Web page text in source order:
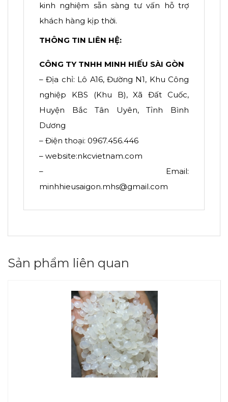
kinh nghiệm sẵn sàng tư vấn hỗ trợ
khách hàng kịp thời.
THÔNG TIN LIÊN HỆ:
CÔNG TY TNHH MINH HIẾU SÀI GÒN
– Địa chỉ: Lô A16, Đường N1, Khu Công
nghiệp KBS (Khu B), Xã Đất Cuốc,
Huyện Bắc Tân Uyên, Tỉnh Bình
Dương
– Điện thoại: 0967.456.446
– website:nkcvietnam.com
– Email:
minhhieusaigon.mhs@gmail.com
Sản phẩm liên quan